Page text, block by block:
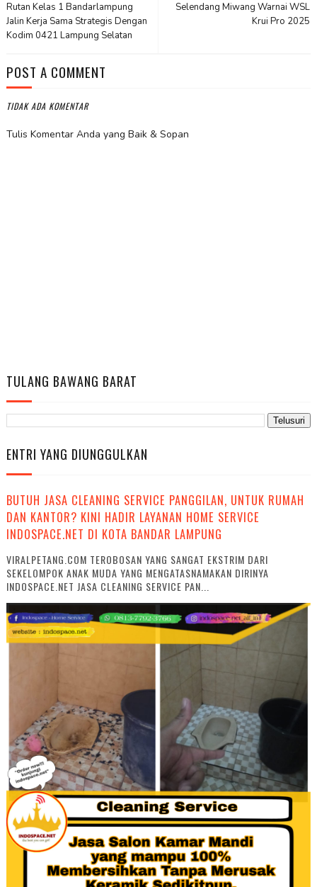
Selendang Miwang Warnai WSL
Krui Pro 2025
Rutan Kelas 1 Bandarlampung
Jalin Kerja Sama Strategis Dengan
Kodim 0421 Lampung Selatan
POST A COMMENT
TIDAK ADA KOMENTAR
Tulis Komentar Anda yang Baik & Sopan
TULANG BAWANG BARAT
ENTRI YANG DIUNGGULKAN
BUTUH JASA CLEANING SERVICE PANGGILAN, UNTUK RUMAH
DAN KANTOR? KINI HADIR LAYANAN HOME SERVICE
INDOSPACE.NET DI KOTA BANDAR LAMPUNG
VIRALPETANG.COM TEROBOSAN YANG SANGAT EKSTRIM DARI
SEKELOMPOK ANAK MUDA YANG MENGATASNAMAKAN DIRINYA
INDOSPACE.NET JASA CLEANING SERVICE PAN...